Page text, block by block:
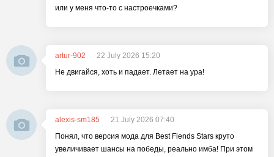
или у меня что-то с настроечками?
artur-902
22 July 2026 15:20
Не двигайся, хоть и падает. Летает на ура!
alexis-sm185
21 July 2026 07:40
Понял, что версия мода для Best Fiends Stars круто
увеличивает шансы на победы, реально имба! При этом